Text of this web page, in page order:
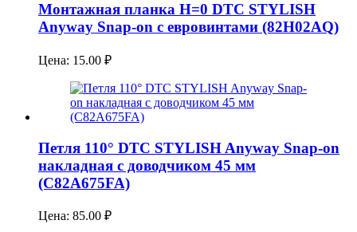
Монтажная планка H=0 DTC STYLISH
Anyway Snap-on с евровинтами (82H02AQ)
Цена: 15.00 ₽
Петля 110° DTC STYLISH Anyway Snap-on
накладная с доводчиком 45 мм
(C82A675FA)
Цена: 85.00 ₽